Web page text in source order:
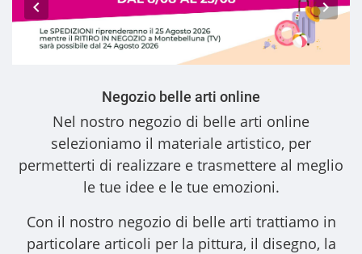
Negozio belle arti online
Nel nostro negozio di belle arti online
selezioniamo il materiale artistico, per
permetterti di realizzare e trasmettere al meglio
le tue idee e le tue emozioni.
Con il nostro negozio di belle arti trattiamo in
particolare articoli per la pittura, il disegno, la